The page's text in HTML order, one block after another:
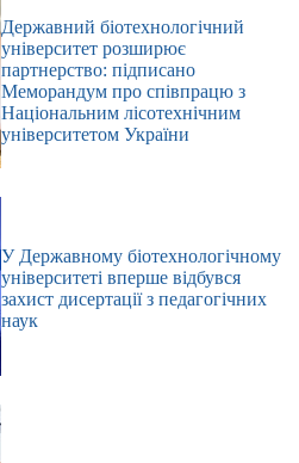
Державний біотехнологічний
університет розширює
партнерство: підписано
Меморандум про співпрацю з
Національним лісотехнічним
університетом України
У Державному біотехнологічному
університеті вперше відбувся
захист дисертації з педагогічних
наук